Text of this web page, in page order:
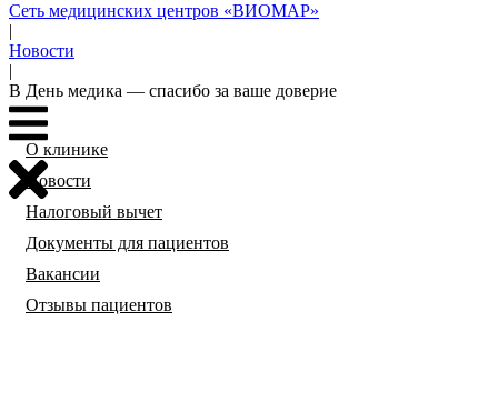
Сеть медицинских центров «ВИОМАР»
|
Новости
|
В День медика — спасибо за ваше доверие
О клинике
Новости
Налоговый вычет
Документы для пациентов
Вакансии
Отзывы пациентов